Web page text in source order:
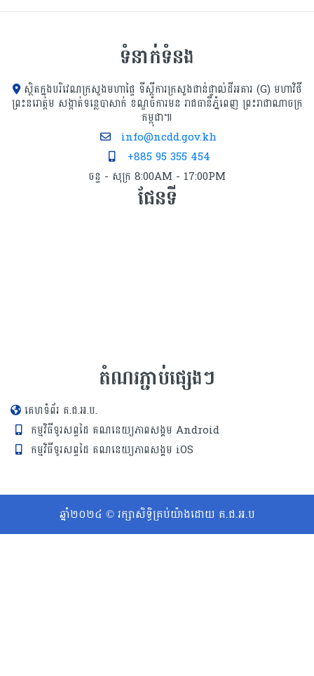
ទំនាក់ទំនង
ស្ថិតក្នុងបរិវេណក្រសួងមហាផ្ទៃ ទីស្ដីការក្រសួង​ជាន់ផ្ទាល់ដីអគារ (G) មហាវិថី
ព្រះនរោត្តម សង្កាត់ទន្លេបាសាក់ ខណ្ឌចំការមន រាជធានីភ្នំពេញ ព្រះរាជាណាចក្រ
កម្ពុជា៕
info@ncdd.gov.kh
+885 95 355 454
ចន្ទ - សុក្រ 8:00AM - 17:00PM
ផែនទី
តំណរភ្ជាប់ផ្សេងៗ
គេហទំព័រ គ.ជ.អ.ប.
កម្មវិធីទូរសព្ទដៃ គណនេយ្យភាពសង្គម Android
កម្មវិធីទូរសព្ទដៃ គណនេយ្យភាពសង្គម iOS
ឆ្នាំ២០២៤ © រក្សាសិទ្ធិគ្រប់យ៉ាងដោយ គ.ជ.អ.ប